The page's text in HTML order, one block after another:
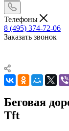
Телефоны
8 (495) 374-72-06
Заказать звонок
Беговая
Tft